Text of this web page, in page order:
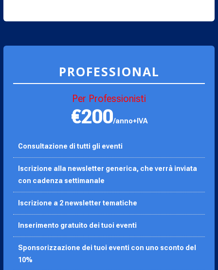
PROFESSIONAL
Per Professionisti
€200/anno+IVA
Consultazione di tutti gli eventi
Iscrizione alla newsletter generica, che verrà inviata
con cadenza settimanale
Iscrizione a 2 newsletter tematiche
Inserimento gratuito dei tuoi eventi
Sponsorizzazione dei tuoi eventi con uno sconto del
10%